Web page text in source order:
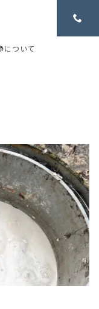
について